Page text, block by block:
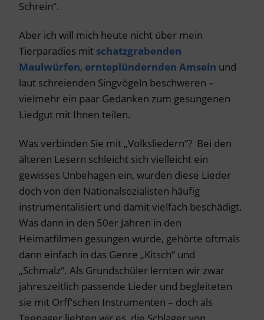
Schrein“.
Aber ich will mich heute nicht über mein
Tierparadies mit schatzgrabenden
Maulwürfen, ernteplündernden Amseln und
laut schreienden Singvögeln beschweren –
vielmehr ein paar Gedanken zum gesungenen
Liedgut mit Ihnen teilen.
Was verbinden Sie mit „Volksliedern“? Bei den
älteren Lesern schleicht sich vielleicht ein
gewisses Unbehagen ein, wurden diese Lieder
doch von den Nationalsozialisten häufig
instrumentalisiert und damit vielfach beschädigt.
Was dann in den 50er Jahren in den
Heimatfilmen gesungen wurde, gehörte oftmals
dann einfach in das Genre „Kitsch“ und
„Schmalz“. Als Grundschüler lernten wir zwar
jahreszeitlich passende Lieder und begleiteten
sie mit Orff’schen Instrumenten – doch als